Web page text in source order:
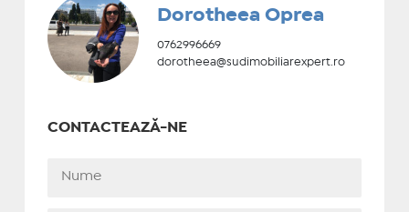
Dorotheea Oprea
0762996669
dorotheea@sudimobiliarexpert.ro
CONTACTEAZĂ-NE